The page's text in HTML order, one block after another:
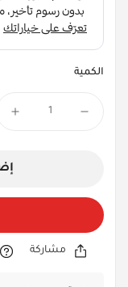
الكمية
مشاركة